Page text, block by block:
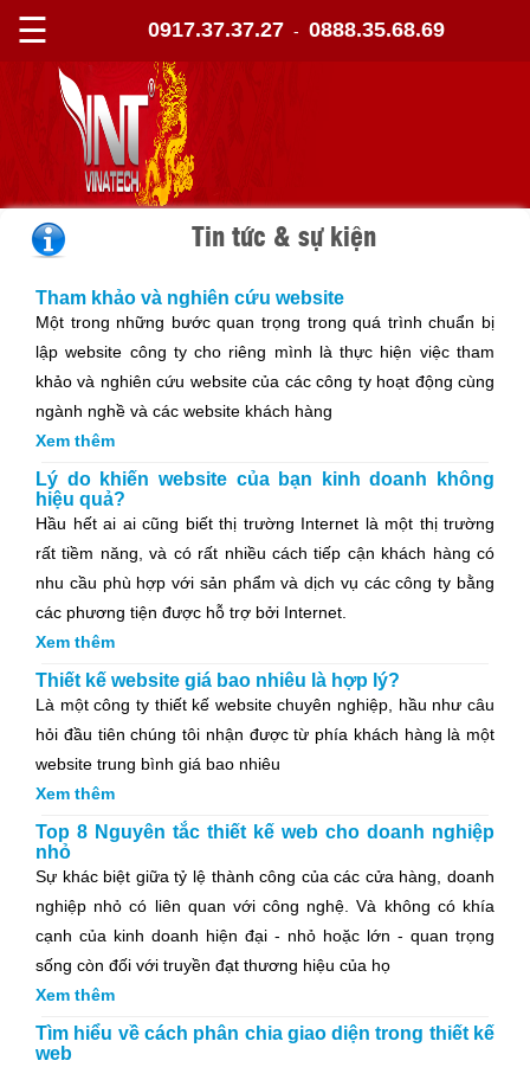
☰ 0917.37.37.27 - 0888.35.68.69
Tin tức & sự kiện
Tham khảo và nghiên cứu website
Một trong những bước quan trọng trong quá trình chuẩn bị
lập website công ty cho riêng mình là thực hiện việc tham
khảo và nghiên cứu website của các công ty hoạt động cùng
ngành nghề và các website khách hàng
Xem thêm
Lý do khiến website của bạn kinh doanh không
hiệu quả?
Hầu hết ai ai cũng biết thị trường Internet là một thị trường
rất tiềm năng, và có rất nhiều cách tiếp cận khách hàng có
nhu cầu phù hợp với sản phẩm và dịch vụ các công ty bằng
các phương tiện được hỗ trợ bởi Internet.
Xem thêm
Thiết kế website giá bao nhiêu là hợp lý?
Là một công ty thiết kế website chuyên nghiệp, hầu như câu
hỏi đầu tiên chúng tôi nhận được từ phía khách hàng là một
website trung bình giá bao nhiêu
Xem thêm
Top 8 Nguyên tắc thiết kế web cho doanh nghiệp
nhỏ
Sự khác biệt giữa tỷ lệ thành công của các cửa hàng, doanh
nghiệp nhỏ có liên quan với công nghệ. Và không có khía
cạnh của kinh doanh hiện đại - nhỏ hoặc lớn - quan trọng
sống còn đối với truyền đạt thương hiệu của họ
Xem thêm
Tìm hiểu về cách phân chia giao diện trong thiết kế
web